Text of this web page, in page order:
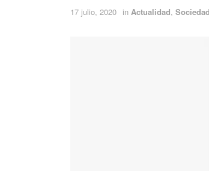
17 julio, 2020 in Actualidad, Sociedad